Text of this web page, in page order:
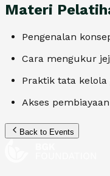
Materi
Pengenalan
Cara mengukur
Praktik tata kelola
Akses
Back to Events